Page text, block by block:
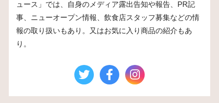
ュース」では、自身のメディア露出告知や報告、PR記
事、ニューオープン情報、飲食店スタッフ募集などの情
報の取り扱いもあり。又はお気に入り商品の紹介もあ
り。